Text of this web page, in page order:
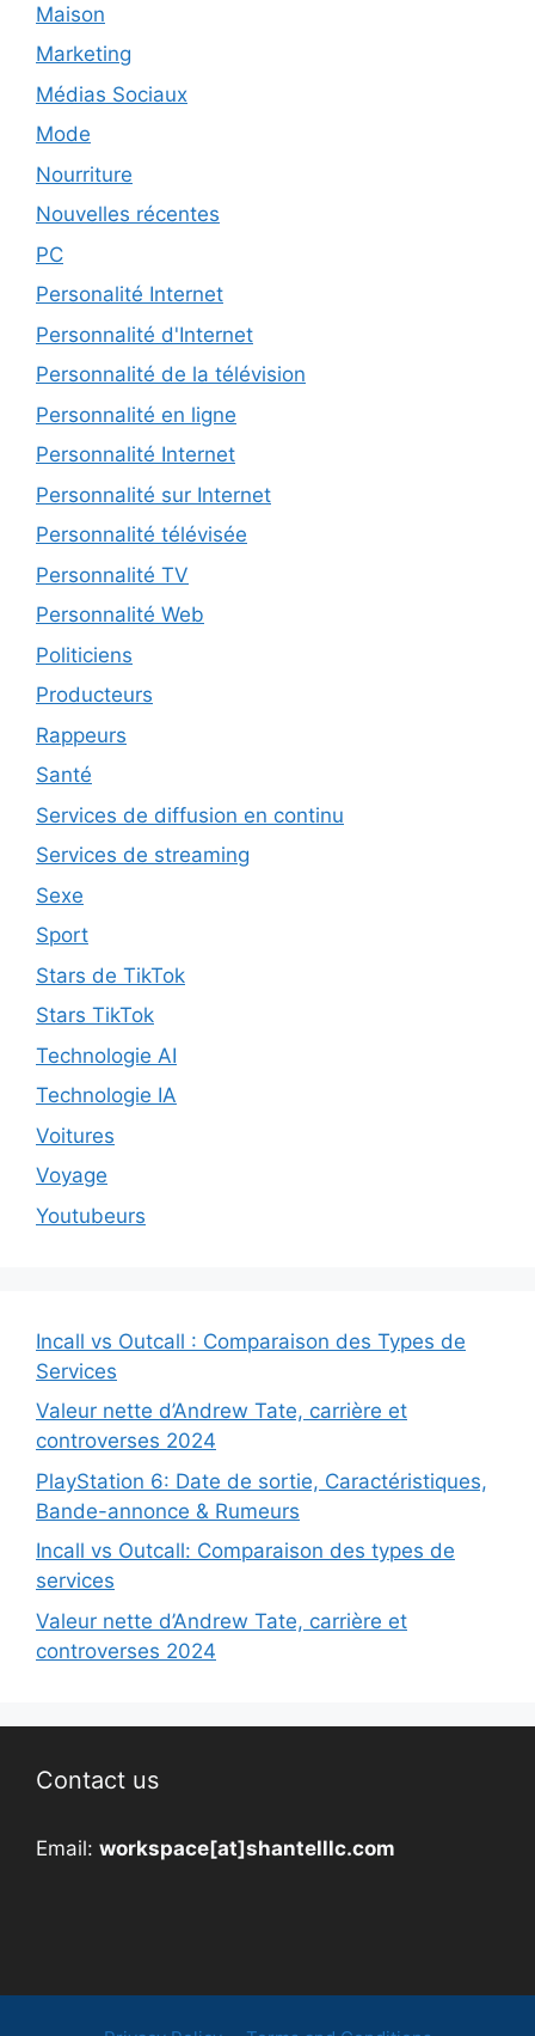
Maison
Marketing
Médias Sociaux
Mode
Nourriture
Nouvelles récentes
PC
Personalité Internet
Personnalité d'Internet
Personnalité de la télévision
Personnalité en ligne
Personnalité Internet
Personnalité sur Internet
Personnalité télévisée
Personnalité TV
Personnalité Web
Politiciens
Producteurs
Rappeurs
Santé
Services de diffusion en continu
Services de streaming
Sexe
Sport
Stars de TikTok
Stars TikTok
Technologie AI
Technologie IA
Voitures
Voyage
Youtubeurs
Incall vs Outcall : Comparaison des Types de
Services
Valeur nette d’Andrew Tate, carrière et
controverses 2024
PlayStation 6: Date de sortie, Caractéristiques,
Bande-annonce & Rumeurs
Incall vs Outcall: Comparaison des types de
services
Valeur nette d’Andrew Tate, carrière et
controverses 2024
Contact us
Email: workspace[at]shantelllc.com